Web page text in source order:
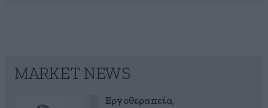
MARKET NEWS
Εργοθεραπεία,